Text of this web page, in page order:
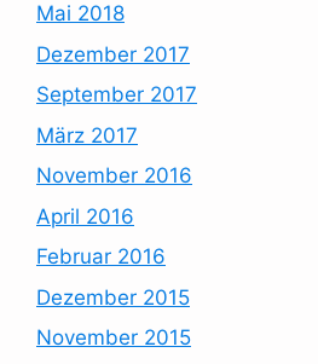
Mai 2018
Dezember 2017
September 2017
März 2017
November 2016
April 2016
Februar 2016
Dezember 2015
November 2015